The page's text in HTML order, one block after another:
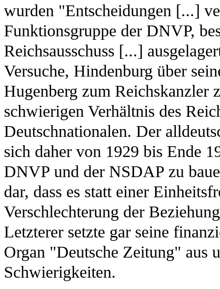
wurden "Entscheidungen [...]
Funktionsgruppe der DNVP,
Reichsausschuss [...]
Versuche, Hindenburg über
Hugenberg zum Reichskanzler
schwierigen Verhältnis des
Deutschnationalen. Der
sich daher von 1929 bis Ende
DNVP und der NSDAP zu
dar, dass es statt einer
Verschlechterung der
Letzterer setzte gar seine
Organ "Deutsche Zeitung" aus
Schwierigkeiten.